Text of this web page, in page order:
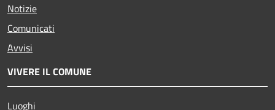
Notizie
Comunicati
Avvisi
VIVERE IL COMUNE
Luoghi